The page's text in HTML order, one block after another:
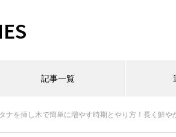
記事一覧
ナを挿し木で簡単に増やす時期とやり方！長く鮮や